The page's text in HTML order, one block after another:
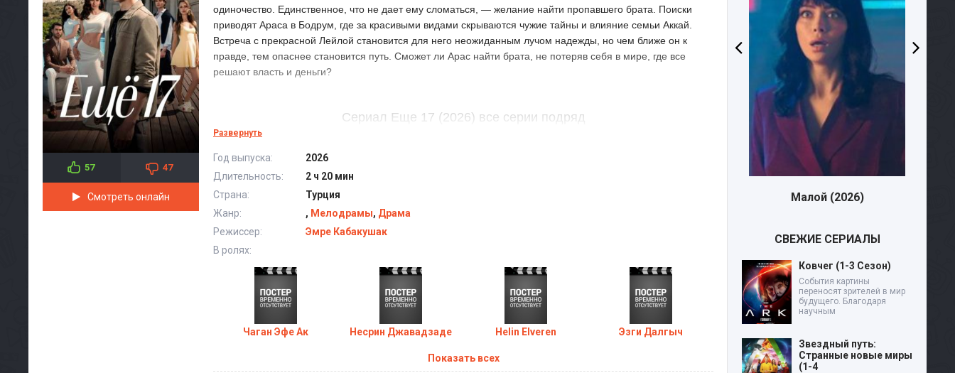
57 47
Смотреть онлайн
одиночество. Единственное, что не дает ему сломаться, — желание найти пропавшего брата. Поиски
приводят Араса в Бодрум, где за красивыми видами скрываются чужие тайны и влияние семьи Аккай.
Встреча с прекрасной Лейлой становится для него неожиданным лучом надежды, но чем ближе он к
правде, тем опаснее становится путь. Сможет ли Арас найти брата, не потеряв себя в мире, где все
решают власть и деньги?
Сериал Еще 17 (2026) все серии подряд
Развернуть
Год выпуска:
2026
Длительность:
2 ч 20 мин
Страна:
Турция
Жанр:
, Мелодрамы, Драма
Режиссер:
Эмре Кабакушак
В ролях:
Чаган Эфе Ак Несрин Джавадзаде Helin Elveren Эзги Далгыч
Показать всех
Малой (2026)
СВЕЖИЕ СЕРИАЛЫ
Ковчег (1-3 Сезон)
События картины
переносят зрителей в мир
будущего. Благодаря
научным
Звездный путь:
Странные новые миры
(1-4